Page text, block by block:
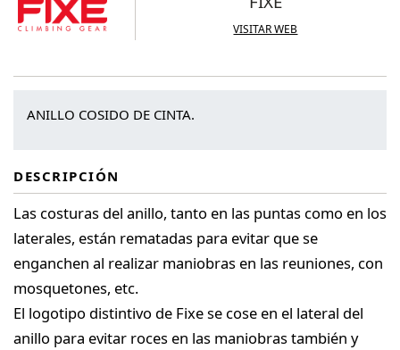
cantidad
VISITAR WEB
ANILLO COSIDO DE CINTA.
DESCRIPCIÓN
Las costuras del anillo, tanto en las puntas como en los
laterales, están rematadas para evitar que se
enganchen al realizar maniobras en las reuniones, con
mosquetones, etc.
El logotipo distintivo de Fixe se cose en el lateral del
anillo para evitar roces en las maniobras también y